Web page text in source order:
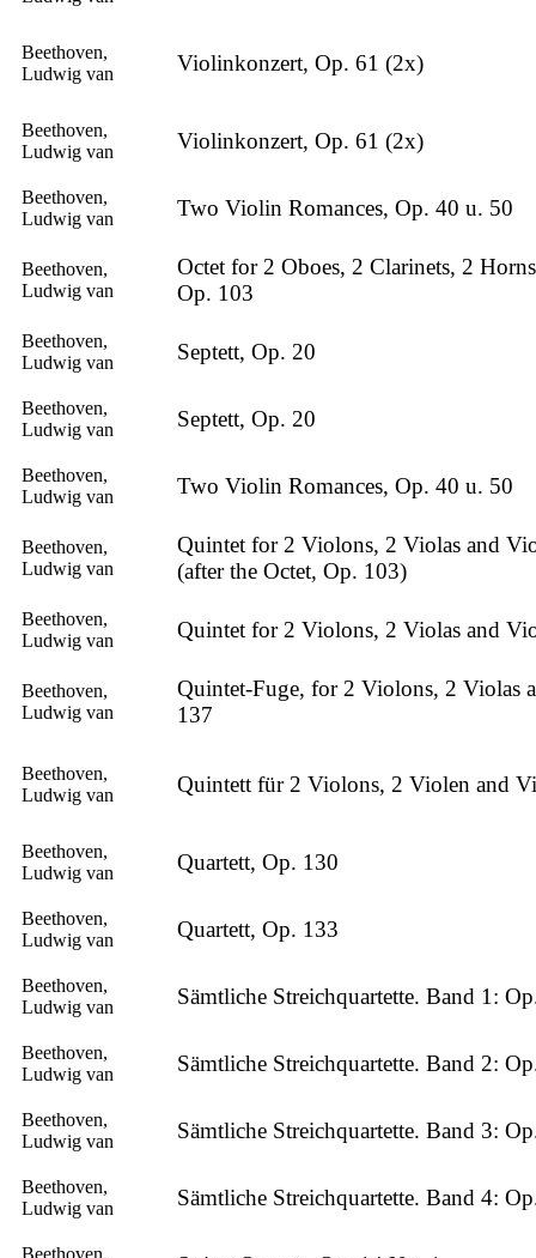
Beethoven,
Ludwig van
Violinkonzert, Op. 61 (2x)
Beethoven,
Ludwig van
Violinkonzert, Op. 61 (2x)
Beethoven,
Ludwig van
Two Violin Romances, Op. 40 u. 50
Beethoven,
Ludwig van
Octet for 2 Oboes, 2 Clarinets, 2
Op. 103
Beethoven,
Ludwig van
Septett, Op. 20
Beethoven,
Ludwig van
Septett, Op. 20
Beethoven,
Ludwig van
Two Violin Romances, Op. 40 u. 50
Beethoven,
Ludwig van
Quintet for 2 Violons, 2 Violas and
(after the Octet, Op. 103)
Beethoven,
Ludwig van
Quintet for 2 Violons, 2 Violas and
Beethoven,
Ludwig van
Quintet-Fuge, for 2 Violons, 2 Violas
137
Beethoven,
Ludwig van
Quintett für 2 Violons, 2 Violen and
Beethoven,
Ludwig van
Quartett, Op. 130
Beethoven,
Ludwig van
Quartett, Op. 133
Beethoven,
Ludwig van
Sämtliche Streichquartette. Band 1:
Beethoven,
Ludwig van
Sämtliche Streichquartette. Band 2:
Beethoven,
Ludwig van
Sämtliche Streichquartette. Band 3:
Beethoven,
Ludwig van
Sämtliche Streichquartette. Band 4:
Beethoven,